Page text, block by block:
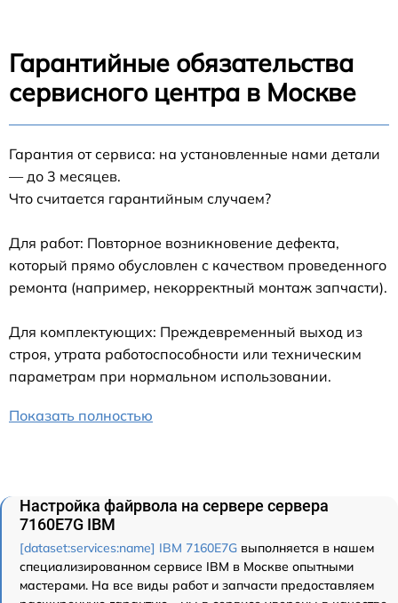
Гарантийные обязательства
сервисного центра в Москве
Гарантия от сервиса: на установленные нами детали
— до 3 месяцев.
Что считается гарантийным случаем?
Для работ: Повторное возникновение дефекта,
который прямо обусловлен с качеством проведенного
ремонта (например, некорректный монтаж запчасти).
Для комплектующих: Преждевременный выход из
строя, утрата работоспособности или техническим
параметрам при нормальном использовании.
Показать полностью
Настройка файрвола на сервере сервера
7160E7G IBM
[dataset:services:name] IBM 7160E7G выполняется в нашем
специализированном сервисе IBM в Москве опытными
мастерами. На все виды работ и запчасти предоставляем